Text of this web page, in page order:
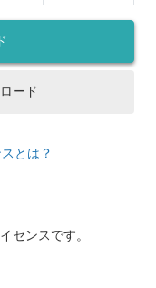
ード
とは？
センスです。